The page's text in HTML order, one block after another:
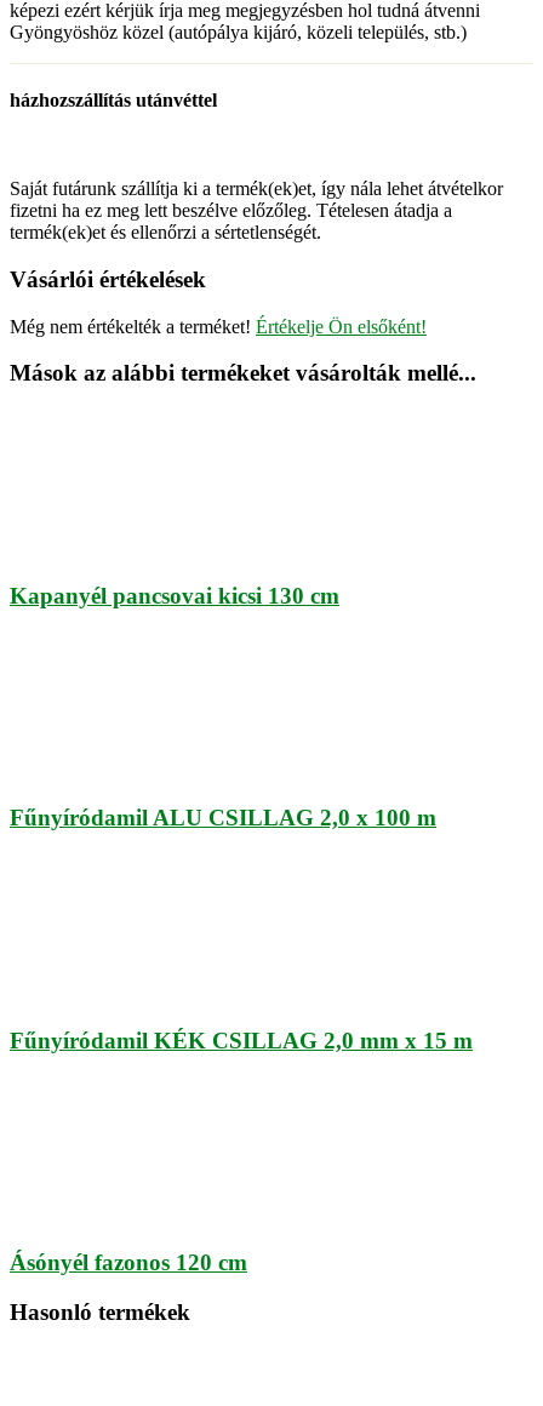
képezi ezért kérjük írja meg megjegyzésben hol tudná átvenni
Gyöngyöshöz közel (autópálya kijáró, közeli település, stb.)
házhozszállítás utánvéttel
Saját futárunk szállítja ki a termék(ek)et, így nála lehet átvételkor
fizetni ha ez meg lett beszélve előzőleg. Tételesen átadja a
termék(ek)et és ellenőrzi a sértetlenségét.
Vásárlói értékelések
Még nem értékelték a terméket! Értékelje Ön elsőként!
Mások az alábbi termékeket vásárolták mellé...
Kapanyél pancsovai kicsi 130 cm
Fűnyíródamil ALU CSILLAG 2,0 x 100 m
Fűnyíródamil KÉK CSILLAG 2,0 mm x 15 m
Ásónyél fazonos 120 cm
Hasonló termékek